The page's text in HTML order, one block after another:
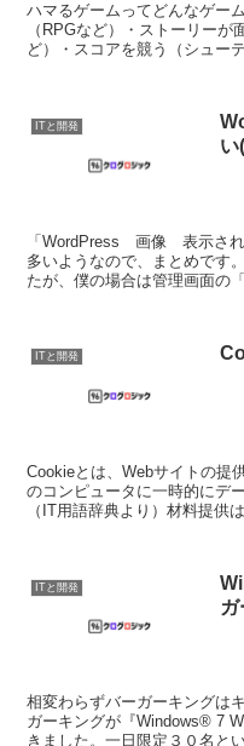
ハマるゲームってどんなゲー
（RPGなど）・ストーリー
ど）・スコアを競う（シュー
ITと開発
い
「WordPress 画像 表示さ
多いようなので、まとめです
たが、僕の場合は管理画面の
ITと開発
Cookieとは、Webサイトの提
のコンピュータに一時的にデ
（IT用語辞典より）材料提供
ITと開発
相変わらずバーガーキングは
ガーキングが『Windows® 7
きました。一日限定３０名と